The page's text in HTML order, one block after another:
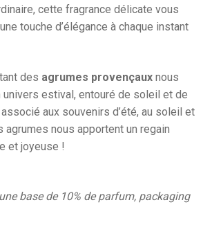
cette fragrance délicate vous
touche d’élégance à chaque instant
des agrumes provençauxnous
univers estival, entouré de soleil et de
aux souvenirs d’été, au soleil et
agrumes nous apportent un regain
et joyeuse !
base de 10% de parfum, packaging